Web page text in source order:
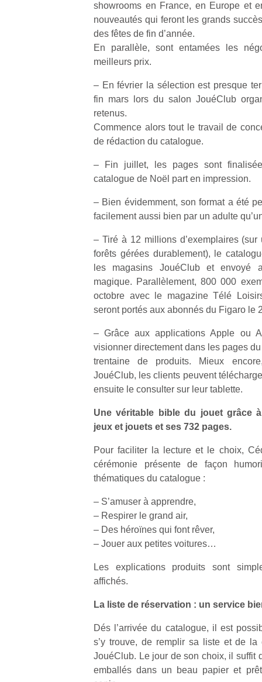
showrooms en France, en Europe et
nouveautés qui feront les grands
des fêtes de fin d’année.
En parallèle, sont entamées les
meilleurs prix.
– En février la sélection est presque
fin mars lors du salon JouéClub
retenus.
Commence alors tout le travail de
de rédaction du catalogue.
– Fin juillet, les pages sont
catalogue de Noël part en impression.
– Bien évidemment, son format a été
facilement aussi bien par un adulte
– Tiré à 12 millions d’exemplaires
forêts gérées durablement), le
les magasins JouéClub et envoyé
magique. Parallèlement, 800 000
octobre avec le magazine Télé
seront portés aux abonnés du Figaro le
– Grâce aux applications Apple ou
visionner directement dans les pages
trentaine de produits. Mieux
JouéClub, les clients peuvent
ensuite le consulter sur leur tablette.
Une véritable bible du jouet grâce
jeux et jouets et ses 732 pages.
Pour faciliter la lecture et le choix,
cérémonie présente de façon
thématiques du catalogue :
– S’amuser à apprendre,
– Respirer le grand air,
– Des héroïnes qui font rêver,
– Jouer aux petites voitures…
Les explications produits sont
affichés.
La liste de réservation : un service
Dés l’arrivée du catalogue, il est
s’y trouve, de remplir sa liste et de la
JouéClub. Le jour de son choix, il suffit
emballés dans un beau papier et
à